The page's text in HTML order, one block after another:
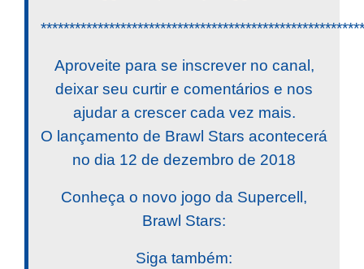
Aproveite para se inscrever no canal,
deixar seu curtir e comentários e nos
ajudar a crescer cada vez mais.
O lançamento de Brawl Stars acontecerá
no dia 12 de dezembro de 2018
Conheça o novo jogo da Supercell,
Brawl Stars:
Siga também: